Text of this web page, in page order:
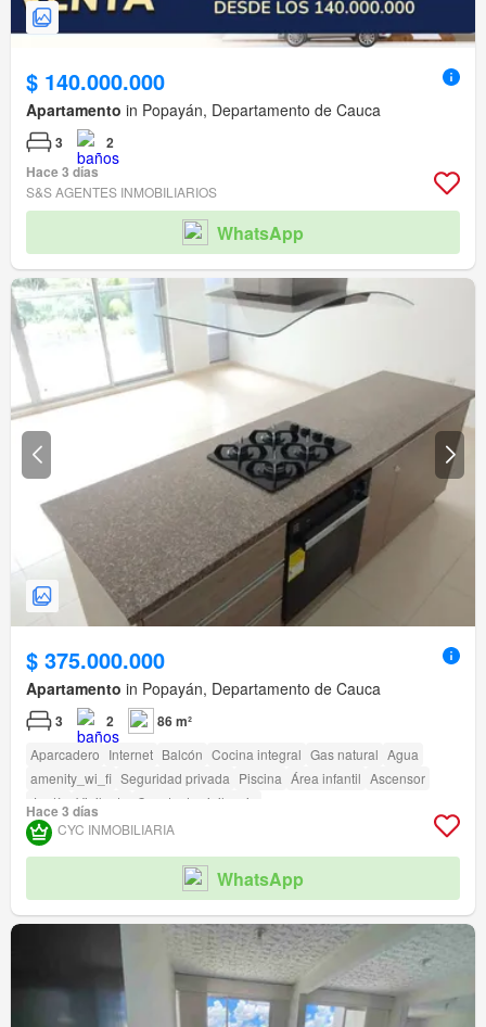
$ 140.000.000
Apartamento in Popayán, Departamento de Cauca
3
2
Hace 3 días
S&S AGENTES INMOBILIARIOS
WhatsApp
$ 375.000.000
Apartamento in Popayán, Departamento de Cauca
3 2 86 m²
Aparcadero Internet Balcón Cocina integral Gas natural Agua
amenity_wi_fi Seguridad privada Piscina Área infantil Ascensor
Jardín
Vigilante
Caseta de vigilancia
Acceso para personas con discapacidad
Hace 3 días
CYC INMOBILIARIA
WhatsApp